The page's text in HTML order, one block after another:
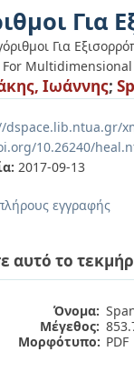
Για
Για
Ιωάννης;
dspace.lib.ntua.gr/
10.26240/
2017-09-13
εγγραφής
αυτό το
Όνομα:
Μέγεθος:
Μορφότυπο: PDF